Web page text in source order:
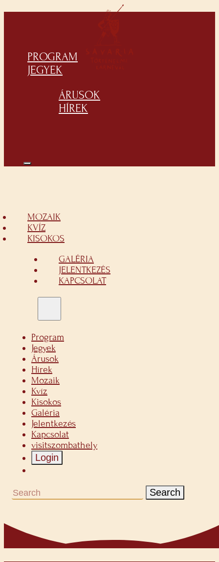
PROGRAM
JEGYEK
ÁRUSOK
HÍREK
MOZAIK
KVÍZ
KISOKOS
GALÉRIA
JELENTKEZÉS
KAPCSOLAT
Program
Jegyek
Árusok
Hírek
Mozaik
Kvíz
Kisokos
Galéria
Jelentkezés
Kapcsolat
visitszombathely
Login
Search